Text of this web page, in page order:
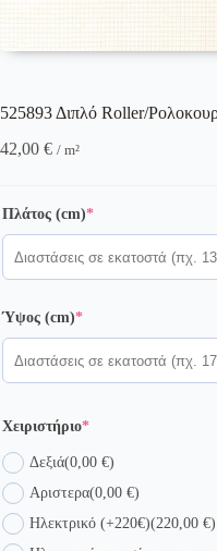
525893 Διπλό Roller/
42,00 € / m²
Πλάτος (cm)*(required)
Ύψος (cm)*(required)
Χειριστήριο*(required)
Δεξιά(0,00 €)
Αριστερα(0,00 €)
Ηλεκτρικό (+220€)(220,00 €)